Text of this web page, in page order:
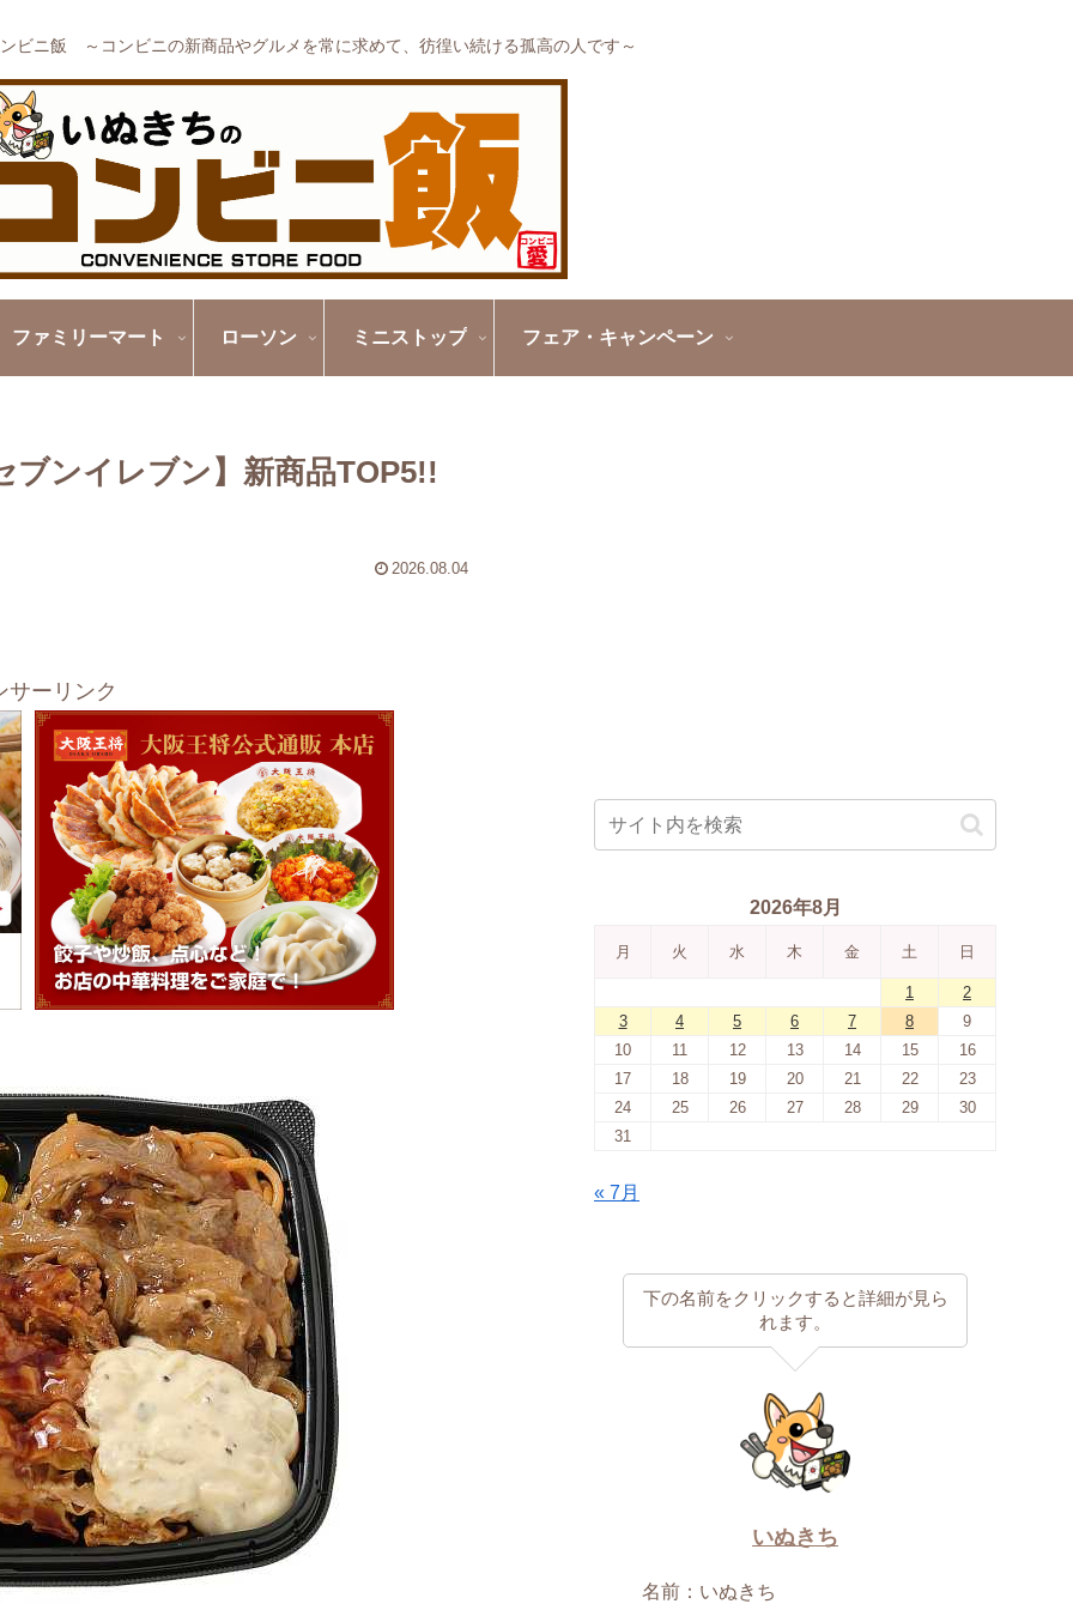
ビニ飯 ～コンビニの新商品やグルメを常に求めて、彷徨い続ける孤高の人です～
ファミリーマート ローソン ミニストップ フェア・キャンペーン
ンイレブン】新商品TOP5!!
2026.08.04
サーリンク
2026年8月
月 火 水 木 金 土 日
1
2
3
4 5 6 7 8
9
10
11 12 13 14 15
16
17
18 19 20 21 22
23
24
25 26 27 28 29
30
31
« 7月
下の名前をクリックすると詳細が見ら
れます。
いぬきち
名前：いぬきち